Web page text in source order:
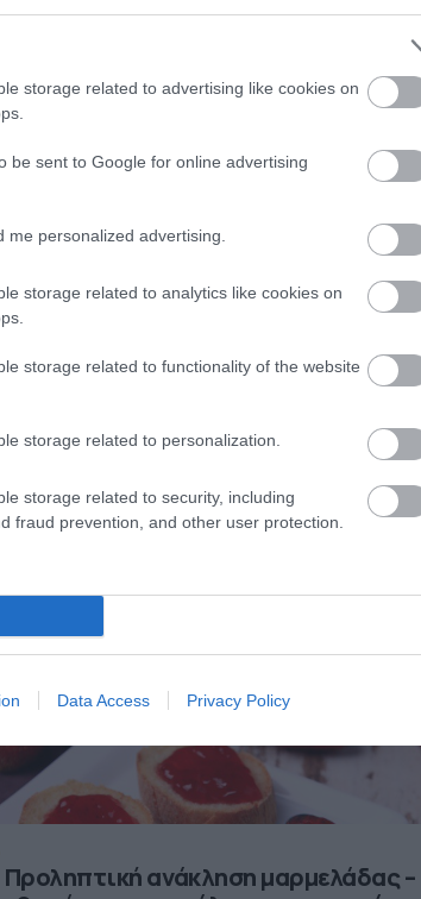
storage related to advertising like cookies on
be sent to Google for online advertising
personalized advertising.
storage related to analytics like cookies on
storage related to functionality of the website
storage related to personalization.
storage related to security, including
fraud prevention, and other user protection.
Data Access Privacy Policy
σωστά τα ψάρια
ανάκληση μαρμελάδας –